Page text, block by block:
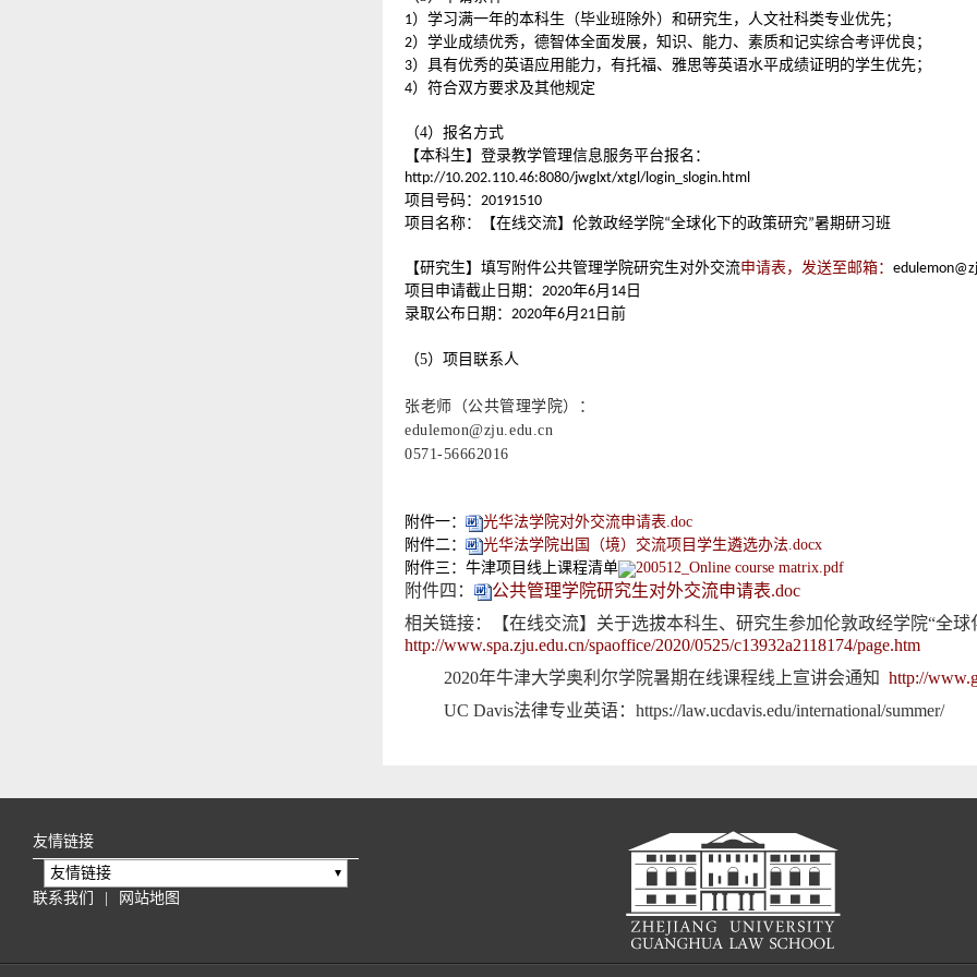
1）学习满一年的本科生（毕业班除外）和研究生，人文社科类专业优先；
2）学业成绩优秀，德智体全面发展，知识、能力、素质和记实综合考评优良；
3）具有优秀的英语应用能力，有托福、雅思等英语水平成绩证明的学生优先；
4）符合双方要求及其他规定
（4）报名方式
【本科生】登录教学管理信息服务平台报名：
http://10.202.110.46:8080/jwglxt/xtgl/login_slogin.html
项目号码： 20191510
项目名称：【在线交流】伦敦政经学院“全球化下的政策研究”暑期研习班
【研究生】填写附件公共管理学院研究生对外交流申请表，发送至邮箱：
项目申请截止日期： 2020年6月 14 日
录取公布日期： 2020年6月 21 日前
（5）项目联系人
张老师（公共管理学院）：
edulemon@zju.edu.cn
0571-56662016
附件一：
光华法学院对外交流申请表.doc
附件二：
光华法学院出国（境）交流项目学生遴选办法.docx
附件三：牛津项目线上课程清单
200512_Online course matrix.pdf
附件四：
公共管理学院研究生对外交流申请表.doc
相关链接：【在线交流】关于选拔本科生、研究生参加伦敦政经学院“全
http://www.spa.zju.edu.cn/spaoffice/2020/0525/c13932a2118174/page.htm
2020年牛津大学奥利尔学院暑期在线课程线上宣讲会通知 http://
UC Davis法律专业英语： https://law.ucdavis.edu/international/summer/
友情链接
友情链接
联系我们
网站地图